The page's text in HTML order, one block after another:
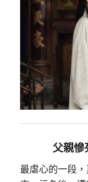
父親
最虐心的一段